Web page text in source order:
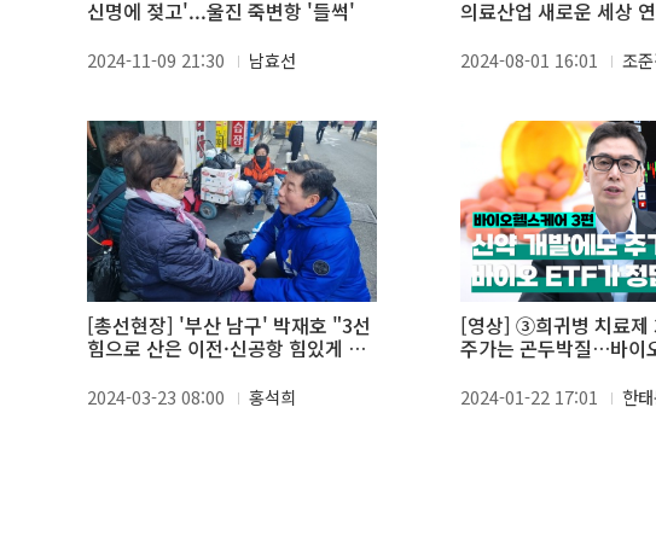
신명에 젖고'...울진 죽변항 '들썩'
2024-11-09 21:30 남효선
의료산업 새로운 세상
2024-08-01 16:01 조
[총선현장] '부산 남구' 박재호 "3선
힘으로 산은 이전·신공항 힘있게 추
2024-03-23 08:00 홍석희
[영상] ③희귀병 치료제
주가는 곤두박질…바이
2024-01-22 17:01 한